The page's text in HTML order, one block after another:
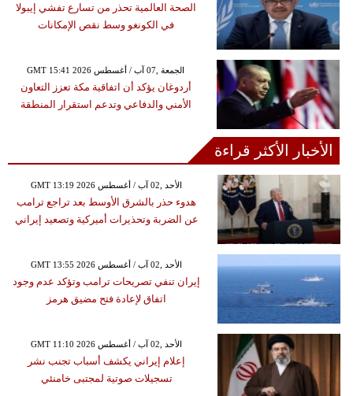
الصحة العالمية تحذر من تسارع تفشي إيبولا
في الكونغو وسط نقص الإمكانات
GMT 15:41 2026 الجمعة ,07 آب / أغسطس
أردوغان يؤكد أن اتفاقية مكة تعزز التعاون
الأمني والدفاعي وتدعم استقرار المنطقة
الأخبار الأكثر قراءة
GMT 13:19 2026 الأحد ,02 آب / أغسطس
هدوء حذر بالشرق الأوسط بعد تراجع ترامب
عن الضربة وتحذيرات أميركية وتصعيد إيراني
GMT 13:55 2026 الأحد ,02 آب / أغسطس
إيران تنفي تصريحات ترامب وتؤكد عدم وجود
اتفاق لإعادة فتح مضيق هرمز
GMT 11:10 2026 الأحد ,02 آب / أغسطس
إعلام إيراني يكشف أسباب تجنب نشر
تسجيلات صوتية لمجتبى خامنئي